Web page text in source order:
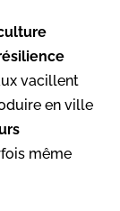
vacillent
en ville
même